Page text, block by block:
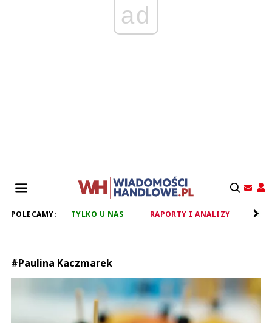
ad
POLECAMY: TYLKO U NAS RAPORTY I ANALIZY
#Paulina Kaczmarek